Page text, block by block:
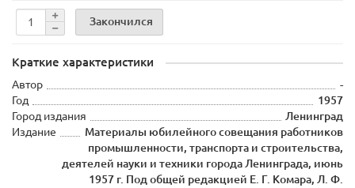
Закончился
Краткие характеристики
Автор
-
Год
1957
Город издания
Ленинград
Издание
Материалы юбилейного совещания работников
промышленности, транспорта и строительства,
деятелей науки и техники города Ленинграда, июнь
1957 г. Под общей редакцией Е. Г. Комара, Л. Ф.